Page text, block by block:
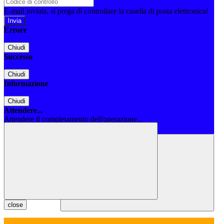
E-mail inviata, si prega di controllare la casella di posta elettronica!
Errore
Chiudi
Successo
Chiudi
Informazione
Chiudi
Attendere...
Attendere il completamento dell'operazione...
close